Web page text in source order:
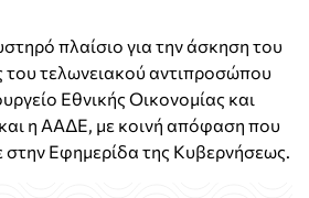
πλαίσιο για την άσκηση του
του τελωνειακού αντιπροσώπου
Εθνικής Οικονομίας και
η ΑΑΔΕ, με κοινή απόφαση που
στην Εφημερίδα της Κυβερνήσεως.